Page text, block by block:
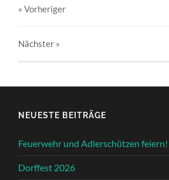
« Vorheriger
Nächster »
NEUESTE BEITRÄGE
Feuerwehr und Adlerschützen feiern!
Dorffest 2026